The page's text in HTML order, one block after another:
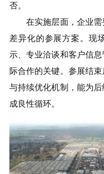
否。
在实施层面，企业需
差异化的参展方案。现
示、专业洽谈和客户信
际合作的关键。参展结
与持续优化机制，能为
成良性循环。